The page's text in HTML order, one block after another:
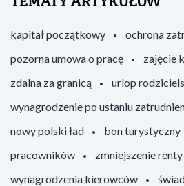
kapitał początkowy
ochrona
pozorna umowa o pracę
zajęcie
zdalna za granicą
urlop
wynagrodzenie po ustaniu
nowy polski ład
bon turystyczny
pracowników
zmniejszenie
wynagrodzenia kierowców